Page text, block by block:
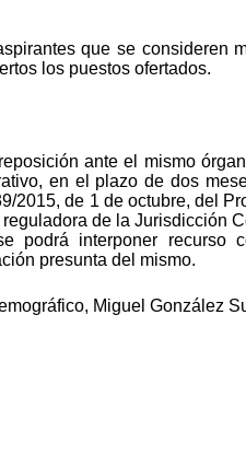
que se consideren
los puestos ofertados.
ante el mismo
en el plazo de dos
2015, de 1 de octubre, del
de la Jurisdicción
podrá interponer recurso
presunta del mismo.
Miguel González